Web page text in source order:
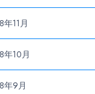
年11月
年10月
年9月